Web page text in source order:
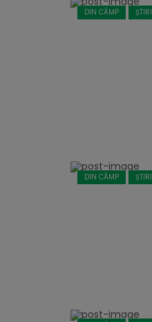
DIN CÂMP ȘTIRI
DIN CÂMP ȘTIRI